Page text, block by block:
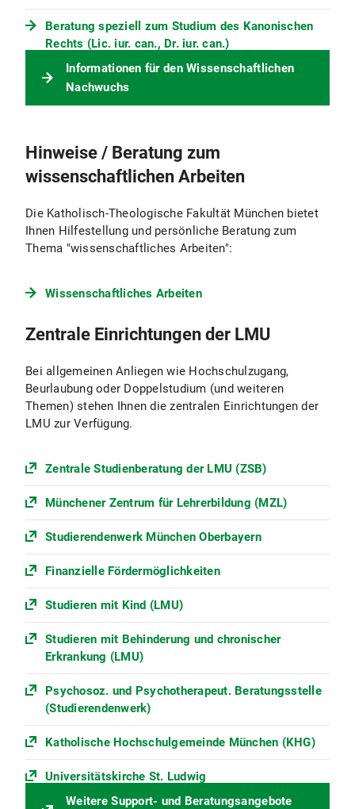
Beratung speziell zum Studium des Kanonischen
Rechts (Lic. iur. can., Dr. iur. can.)
Informationen für den Wissenschaftlichen
Nachwuchs
Hinweise / Beratung zum
wissenschaftlichen Arbeiten
Die Katholisch-Theologische Fakultät München bietet
Ihnen Hilfestellung und persönliche Beratung zum
Thema "wissenschaftliches Arbeiten":
Wissenschaftliches Arbeiten
Zentrale Einrichtungen der LMU
Bei allgemeinen Anliegen wie Hochschulzugang,
Beurlaubung oder Doppelstudium (und weiteren
Themen) stehen Ihnen die zentralen Einrichtungen der
LMU zur Verfügung.
Zentrale Studienberatung der LMU (ZSB)
Münchener Zentrum für Lehrerbildung (MZL)
Studierendenwerk München Oberbayern
Finanzielle Fördermöglichkeiten
Studieren mit Kind (LMU)
Studieren mit Behinderung und chronischer
Erkrankung (LMU)
Psychosoz. und Psychotherapeut. Beratungsstelle
(Studierendenwerk)
Katholische Hochschulgemeinde München (KHG)
Universitätskirche St. Ludwig
Weitere Support- und Beratungsangebote